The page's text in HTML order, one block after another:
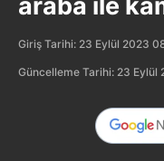
Giriş Tarihi: 23 Eylül 2023
Güncelleme Tarihi: 23 Eylül